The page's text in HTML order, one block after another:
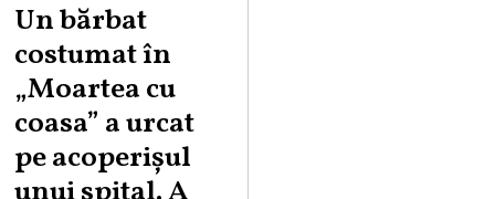
Un bărbat
costumat în
„Moartea cu
coasa” a urcat
pe acoperișul